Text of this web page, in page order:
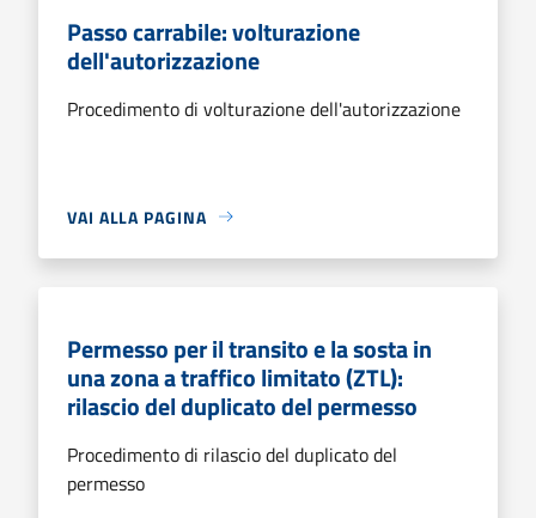
Passo carrabile: volturazione
dell'autorizzazione
Procedimento di volturazione dell'autorizzazione
VAI ALLA PAGINA
Permesso per il transito e la sosta in
una zona a traffico limitato (ZTL):
rilascio del duplicato del permesso
Procedimento di rilascio del duplicato del
permesso